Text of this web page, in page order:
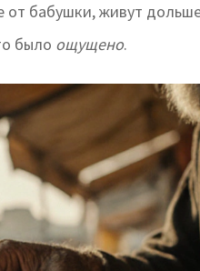
от бабушки, живут
было ощущено.